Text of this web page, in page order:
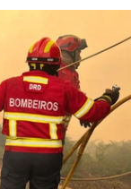
que vai levar
Mais de
no combate